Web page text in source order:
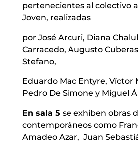
pertenecientes al colectivo
Joven, realizadas
por José Arcuri, Diana
Carracedo, Augusto
Stefano,
Eduardo Mac Entyre, Víctor
Pedro De Simone y Miguel
En sala 5 se exhiben obras
contemporáneos como
Amadeo Azar, Juan